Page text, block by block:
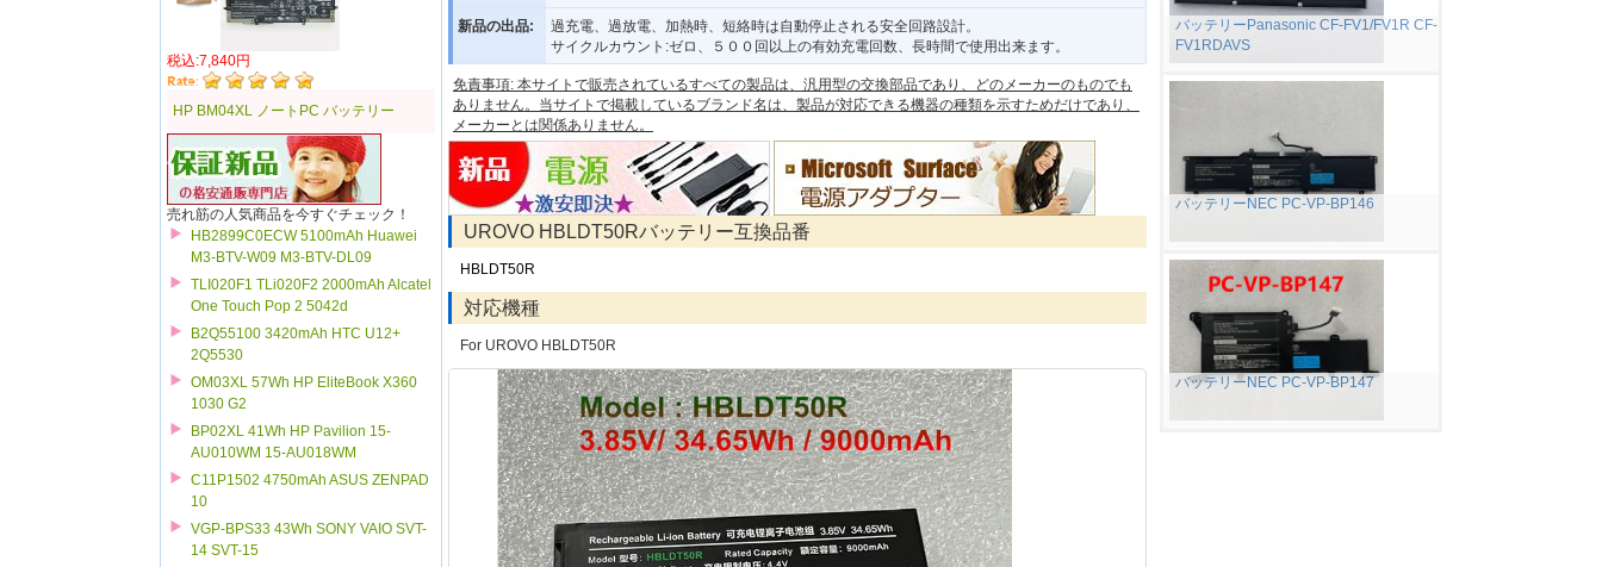
税込:7,840円
HP BM04XL ノートPC バッテリー
売れ筋の人気商品を今すぐチェック！
HB2899C0ECW 5100mAh Huawei
M3-BTV-W09 M3-BTV-DL09
TLI020F1 TLi020F2 2000mAh Alcatel
One Touch Pop 2 5042d
B2Q55100 3420mAh HTC U12+
2Q5530
OM03XL 57Wh HP EliteBook X360
1030 G2
BP02XL 41Wh HP Pavilion 15-
AU010WM 15-AU018WM
C11P1502 4750mAh ASUS ZENPAD
10
VGP-BPS33 43Wh SONY VAIO SVT-
14 SVT-15
新品の出品:
過充電、過放電、加熱時、短絡時は自動停止される安全回路設計。
サイクルカウント:ゼロ、５００回以上の有効充電回数、長時間で使用出来ます。
免責事項: 本サイトで販売されているすべての製品は、汎用型の交換部品であり、どのメーカーのものでも
ありません。当サイトで掲載しているブランド名は、製品が対応できる機器の種類を示すためだけであり、
メーカーとは関係ありません。
UROVO HBLDT50Rバッテリー互換品番
HBLDT50R
対応機種
For UROVO HBLDT50R
バッテリーPanasonic CF-FV1/FV1R CF-
FV1RDAVS
バッテリーNEC PC-VP-BP146
バッテリーNEC PC-VP-BP147